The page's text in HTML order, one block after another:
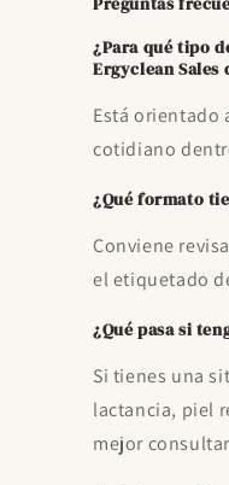
¿Para qué tipo
Ergyclean Sales
Está orientado
cotidiano
¿Qué formato
Conviene
el etiquetado
¿Qué pasa si
Si tienes una
lactancia, piel
mejor